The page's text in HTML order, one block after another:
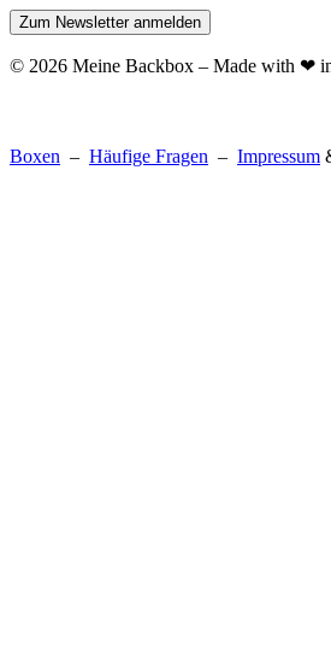
© 2026 Meine Backbox – Made with ❤
Boxen – Häufige Fragen – Impressum